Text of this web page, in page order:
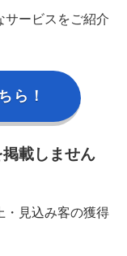
サービスをご紹介
ら！
掲載しません
・見込み客の獲得